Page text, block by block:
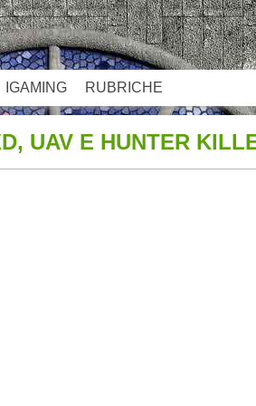
IGAMING RUBRICHE
UAV E HUNTER